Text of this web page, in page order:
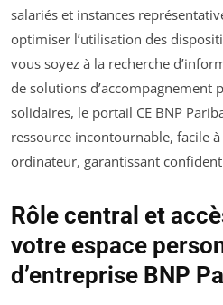
salariés et instances
optimiser l’utilisation des
vous soyez à la recherche
de solutions d’accompagnement
solidaires, le portail CE BNP
ressource incontournable, facile
ordinateur, garantissant
Rôle central et
votre espace
d’entreprise BNP